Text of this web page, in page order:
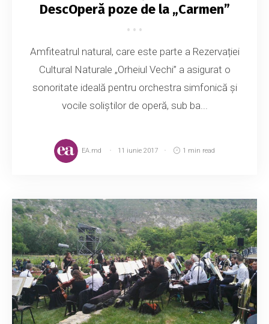
DescOperă poze de la „Carmen”
Amfiteatrul natural, care este parte a Rezervației
Cultural Naturale „Orheiul Vechi” a asigurat o
sonoritate ideală pentru orchestra simfonică și
vocile soliștilor de operă, sub ba...
EA.md 11 iunie 2017 1 min read